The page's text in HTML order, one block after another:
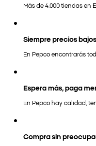
Más de 4.000 tiendas en
Siempre precios bajos
En Pepco encontrarás
Espera más, paga
En Pepco hay calidad,
Compra sin